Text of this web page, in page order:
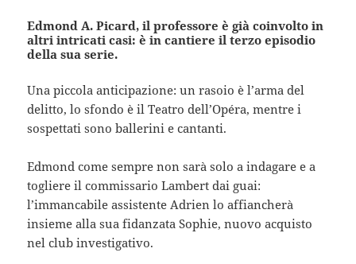
Edmond A. Picard, il professore è già coinvolto in
altri intricati casi: è in cantiere il terzo episodio
della sua serie.
Una piccola anticipazione: un rasoio è l’arma del
delitto, lo sfondo è il Teatro dell’Opéra, mentre i
sospettati sono ballerini e cantanti.
Edmond come sempre non sarà solo a indagare e a
togliere il commissario Lambert dai guai:
l’immancabile assistente Adrien lo affiancherà
insieme alla sua fidanzata Sophie, nuovo acquisto
nel club investigativo.